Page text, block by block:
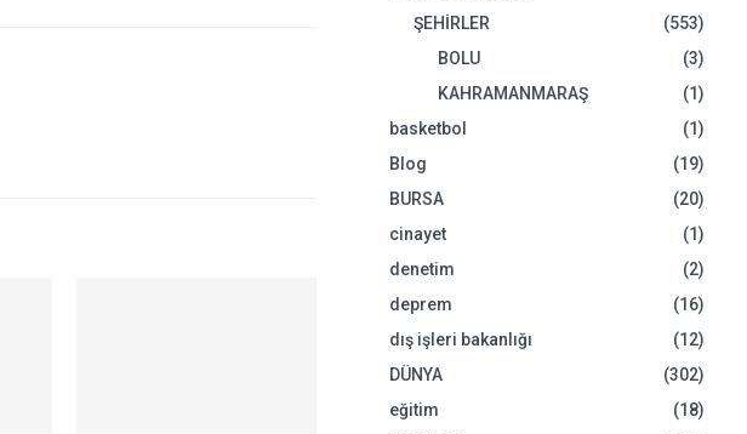
ŞEHİRLER
(553)
BOLU
(3)
KAHRAMANMARAŞ
(1)
basketbol
(1)
Blog
(19)
BURSA
(20)
cinayet
(1)
denetim
(2)
deprem
(16)
dış işleri bakanlığı
(12)
DÜNYA
(302)
eğitim
(18)